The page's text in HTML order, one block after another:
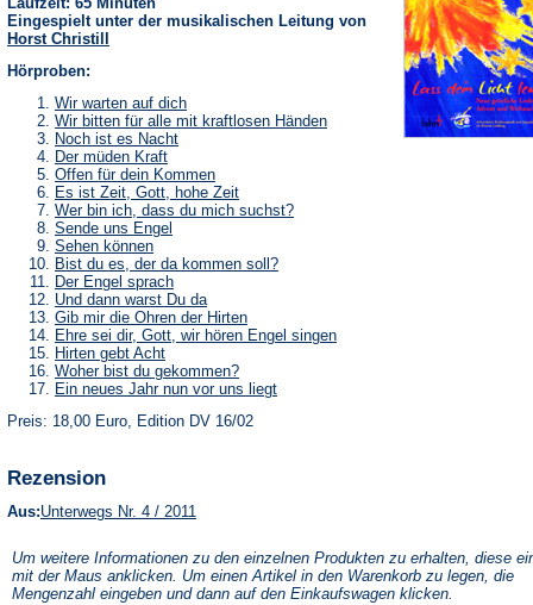
Eingespielt unter der musikalischen Leitung von
Horst Christill
Hörproben:
Wir warten auf dich(Öffnet
in
Tab)
Wir bitten für alle mit kraftlosen Händen(Öffnet
Noch ist es Nacht(Öffnet
einem
neuen
Tab)
Der müden Kraft(Öffnet
in
einem
neuen
Tab)
Offen für dein Kommen(Öffnet
in
einem
neuen
Es ist Zeit, Gott, hohe Zeit(Öffnet
in
Tab)
Wer bin ich, dass du mich suchst?(Öffnet
Sende uns Engel
einem
neuen
Tab)
Sehen können(Öffnet
in
einem
neuen
Tab)
Bist du es, der da kommen soll?(Öffnet
Tab)
Der Engel sprach(Öffnet
in
einem
neuen
Tab)
Und dann warst Du da(Öffnet
in
einem
neuen
Tab)
Gib mir die Ohren der Hirten(Öffnet
in
einem
Tab)
Ehre sei dir, Gott, wir hören Engel singen(Öffnet
Hirten gebt Acht(Öffnet
in
einem
neuen
Tab)
Woher bist du gekommen?(Öffnet
in
einem
neuen
Ein neues Jahr nun vor uns liegt(Öffnet
Preis: 18,00 Euro, Edition DV 16/02
Rezension
Aus:Unterwegs Nr. 4 / 2011
neuen
Tab)
Um weitere Informationen zu den einzelnen Produkten zu erhalten, diese
mit der Maus anklicken. Um einen Artikel in den Warenkorb zu legen, die
Mengenzahl eingeben und dann auf den Einkaufswagen klicken.